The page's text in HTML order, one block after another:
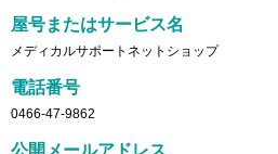
屋号またはサービス名
メディカルサポートネットショップ
電話番号
0466-47-9862
公開メールアドレス